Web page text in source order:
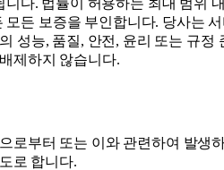
다. 법률이 허용하는 최대 범위
든 보증을 부인합니다. 당사는
성능, 품질, 안전, 윤리 또는 규
제하지 않습니다.
로부터 또는 이와 관련하여 발
로 합니다.